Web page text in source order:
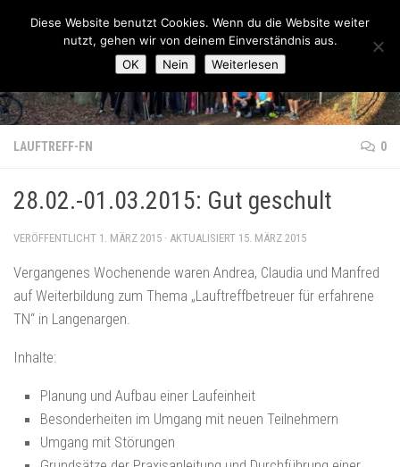
Zum Inhalt springen
Lauftreff-FN
LAUFTREFF-FN 0
28.02.-01.03.2015: Gut geschult
VERÖFFENTLICHT 1. MÄRZ 2015 · AKTUALISIERT 15. MÄRZ 2015
Vergangenes Wochenende waren Andrea, Claudia und Manfred
auf Weiterbildung zum Thema „Lauftreffbetreuer für erfahrene
TN“ in Langenargen.
Inhalte:
Planung und Aufbau einer Laufeinheit
Besonderheiten im Umgang mit neuen Teilnehmern
Umgang mit Störungen
Diese Website benutzt Cookies. Wenn du die Website weiter
nutzt, gehen wir von deinem Einverständnis aus.
OK
Nein Weiterlesen